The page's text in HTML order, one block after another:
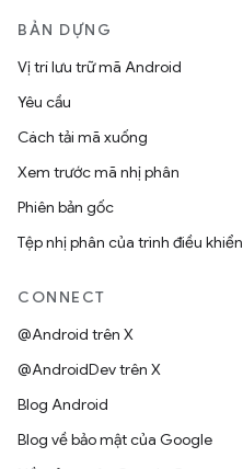
BẢN DỰNG
Vị trí lưu trữ mã Android
Yêu cầu
Cách tải mã xuống
Xem trước mã nhị phân
Phiên bản gốc
Tệp nhị phân của trình điều khiển
CONNECT
@Android trên X
@AndroidDev trên X
Blog Android
Blog về bảo mật của Google